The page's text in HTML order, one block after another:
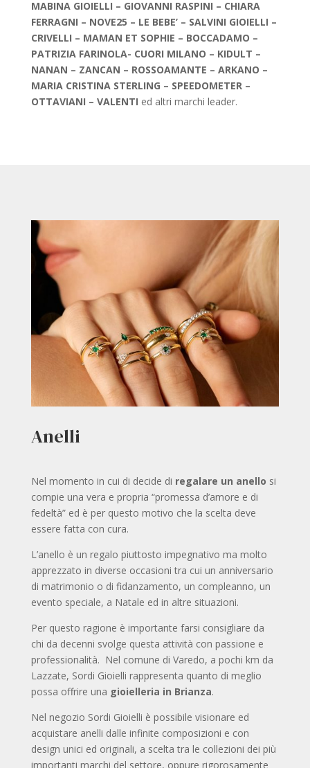
MABINA GIOIELLI – GIOVANNI RASPINI – CHIARA
FERRAGNI – NOVE25 – LE BEBE’ – SALVINI GIOIELLI –
CRIVELLI – MAMAN ET SOPHIE – BOCCADAMO –
PATRIZIA FARINOLA- CUORI MILANO – KIDULT –
NANAN – ZANCAN – ROSSOAMANTE – ARKANO –
MARIA CRISTINA STERLING – SPEEDOMETER –
OTTAVIANI – VALENTI ed altri marchi leader.
Anelli
Nel momento in cui di decide di regalare un anello si
compie una vera e propria “promessa d’amore e di
fedeltà” ed è per questo motivo che la scelta deve
essere fatta con cura.
L’anello è un regalo piuttosto impegnativo ma molto
apprezzato in diverse occasioni tra cui un anniversario
di matrimonio o di fidanzamento, un compleanno, un
evento speciale, a Natale ed in altre situazioni.
Per questo ragione è importante farsi consigliare da
chi da decenni svolge questa attività con passione e
professionalità. Nel comune di Varedo, a pochi km da
Lazzate, Sordi Gioielli rappresenta quanto di meglio
possa offrire una gioielleria in Brianza.
Nel negozio Sordi Gioielli è possibile visionare ed
acquistare anelli dalle infinite composizioni e con
design unici ed originali, a scelta tra le collezioni dei più
importanti marchi del settore, oppure rigorosamente